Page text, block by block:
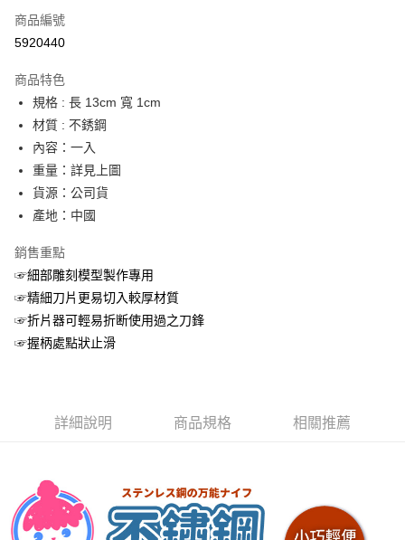
信用卡分期付款
合作金庫商業銀行
華南商業銀行
上海商業儲蓄銀行
國泰世華商業銀行
臺灣中小企業銀行
匯豐（台灣）商業銀行
聯邦商業銀行
元大商業銀行
台新國際商業銀行
台灣樂天信用卡公司
超商取貨付款
LINE Pay
Apple Pay
街口支付
AFTEE先享後付
相關說明
【關於「AFTEE先享後付」】
AFTEE先享後付是「在收到商品之後才付款」的支付方式。 讓您購物簡單
便利好安心！
１．簡單：不需註冊會員、不需綁卡、不需儲值。
【「AFTEE先享後付」結帳流程】
３．收到繳費通知簡訊後14天內，點擊此簡訊中的連結，可透過四大超商／
ATM／網路銀行／等多元方式進行付款，方視為交易完成。
※ 請注意：結帳手續完成當下不需立刻繳費，但若您需要取消訂單，請聯絡
購買商品的店家。未經商家同意取消之訂單仍視為有效，需透過AFTEE先享
ATM付款
每筆NT$60，滿NT$399(含以上)免運費
7-11取貨付款
每筆NT$60，滿NT$399(含以上)免運費
商品編號
5920440
商品特色
規格 : 長 13cm 寬 1cm
材質 : 不銹鋼
內容：一入
重量：詳見上圖
貨源：公司貨
產地：中國
銷售重點
☞細部雕刻模型製作專用
☞精細刀片更易切入較厚材質
☞折片器可輕易折断使用過之刀鋒
☞握柄處點狀止滑
詳細說明 商品規格 相關推薦